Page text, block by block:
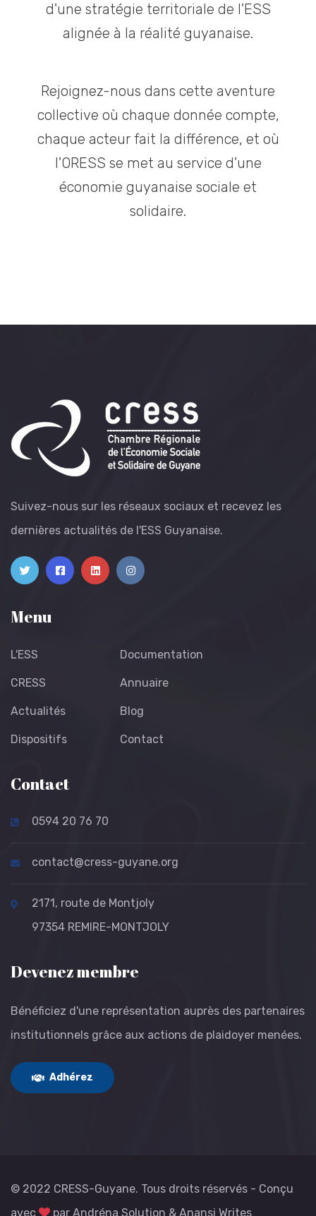
d'une stratégie territoriale de l'ESS
alignée à la réalité guyanaise.
Rejoignez-nous dans cette aventure
collective où chaque donnée compte,
chaque acteur fait la différence, et où
l'ORESS se met au service d'une
économie guyanaise sociale et
solidaire.
Suivez-nous sur les réseaux sociaux et recevez les
dernières actualités de l'ESS Guyanaise.
Menu
L'ESS
CRESS
Actualités
Dispositifs
Documentation
Annuaire
Blog
Contact
Contact
0594 20 76 70
contact@cress-guyane.org
2171, route de Montjoly
97354 REMIRE-MONTJOLY
Devenez membre
Bénéficiez d'une représentation auprès des partenaires
institutionnels grâce aux actions de plaidoyer menées.
Adhérez
© 2022 CRESS-Guyane. Tous droits réservés - Conçu
avec
par Andréna Solution & Anansi Writes